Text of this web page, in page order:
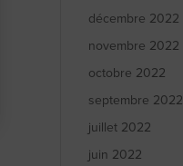
décembre 2022
novembre 2022
octobre 2022
septembre 2022
juillet 2022
juin 2022